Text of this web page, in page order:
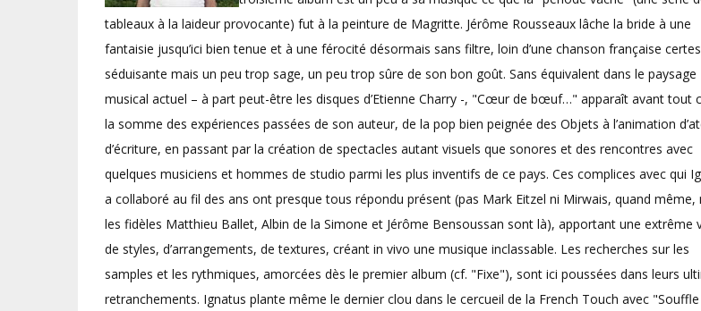
tableaux à la laideur provocante) fut à la peinture de Magritte. Jérôme Rousseaux lâche la bride à une
fantaisie jusqu’ici bien tenue et à une férocité désormais sans filtre, loin d’une chanson française certes
séduisante mais un peu trop sage, un peu trop sûre de son bon goût. Sans équivalent dans le paysage
musical actuel – à part peut-être les disques d’Etienne Charry -, "Cœur de bœuf…" apparaît avant tout
la somme des expériences passées de son auteur, de la pop bien peignée des Objets à l’animation
d’écriture, en passant par la création de spectacles autant visuels que sonores et des rencontres avec
quelques musiciens et hommes de studio parmi les plus inventifs de ce pays. Ces complices avec qui
a collaboré au fil des ans ont presque tous répondu présent (pas Mark Eitzel ni Mirwais, quand même,
les fidèles Matthieu Ballet, Albin de la Simone et Jérôme Bensoussan sont là), apportant une extrême
de styles, d’arrangements, de textures, créant in vivo une musique inclassable. Les recherches sur les
samples et les rythmiques, amorcées dès le premier album (cf. "Fixe"), sont ici poussées dans leurs
retranchements. Ignatus plante même le dernier clou dans le cercueil de la French Touch avec "Souffle